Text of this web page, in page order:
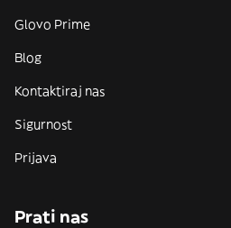
Glovo Prime
Blog
Kontaktiraj nas
Sigurnost
Prijava
Prati nas